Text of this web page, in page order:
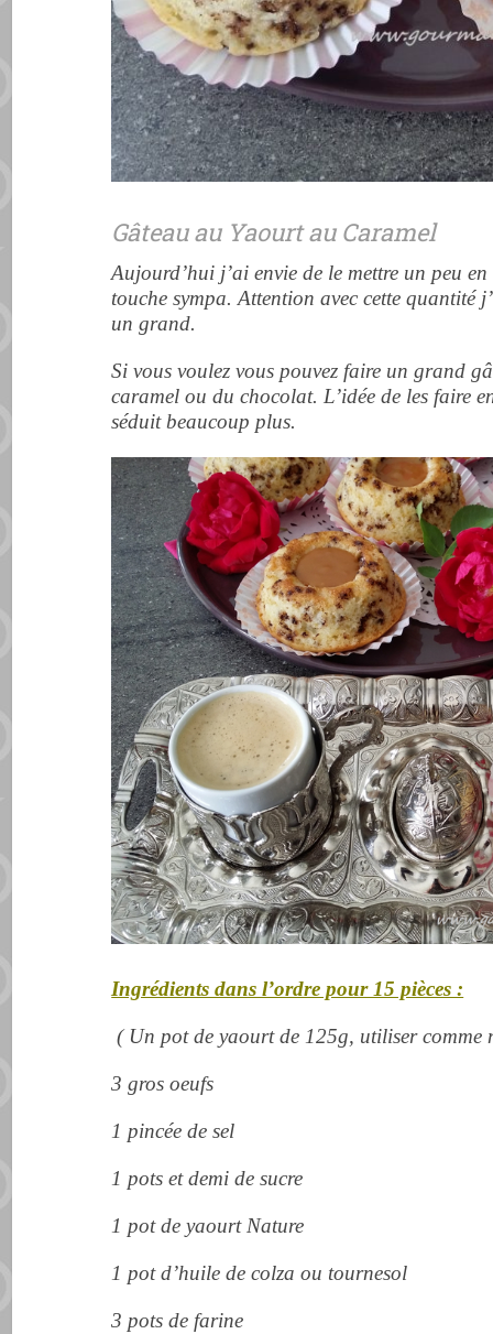
Gâteau au Yaourt au Caramel
Aujourd’hui j’ai envie de le mettre un peu
touche sympa. Attention avec cette quantité
un grand.
Si vous voulez vous pouvez faire un grand
caramel ou du chocolat. L’idée de les faire
séduit beaucoup plus.
Ingrédients dans l’ordre pour 15 pièces :
( Un pot de yaourt de 125g, utiliser comme
3 gros oeufs
1 pincée de sel
1 pots et demi de sucre
1 pot de yaourt Nature
1 pot d’huile de colza ou tournesol
3 pots de farine